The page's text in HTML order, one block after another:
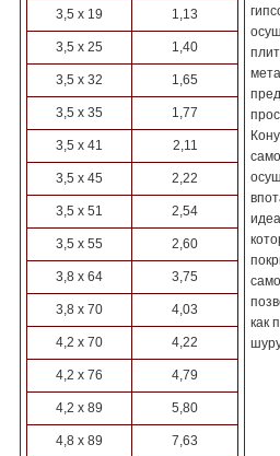
3,5 х 19 1,13
3,5 х 25 1,40
3,5 х 32 1,65
3,5 х 35 1,77
3,5 х 41 2,11
3,5 х 45 2,22
3,5 х 51 2,54
3,5 х 55 2,60
3,8 х 64 3,75
3,8 х 70 4,03
4,2 х 70 4,22
4,2 х 76 4,79
4,2 х 89 5,80
4,8 х 89 7,63
как